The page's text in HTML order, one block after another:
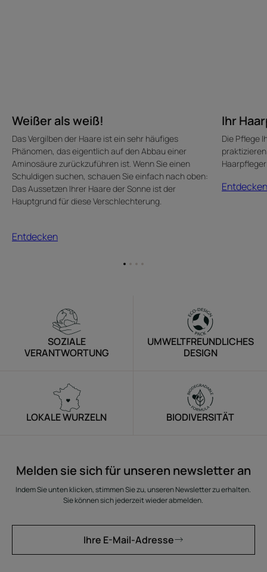
Weißer als weiß!
Das Vergilben der Haare ist ein sehr häufiges
Phänomen, das eigentlich auf den Abbau einer
Aminosäure zurückzuführen ist. Wenn Sie einen
Schuldigen suchen, schauen Sie einfach nach oben:
Das Aussetzen Ihrer Haare der Sonne ist der
Hauptgrund für diese Verschlechterung.
Entdecken
Ihr
Die Pflege
Entdecken
Zum
ZumZumZum
SOZIALE
VERANTWORTUNG
UMWELTFREUNDLICHES
DESIGN
LOKALE WURZELN BIODIVERSITÄT
Melden sie sich für unseren newsletter an
Indem Sie unten klicken, stimmen Sie zu, unseren Newsletter zu erhalten.
Sie können sich jederzeit wieder abmelden.
Ihre E-Mail-Adresse